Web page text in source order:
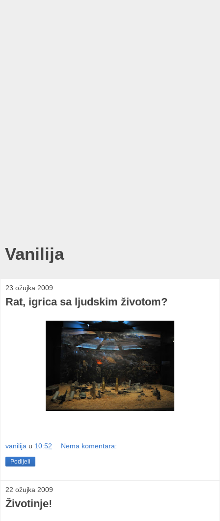
Vanilija
23 ožujka 2009
Rat, igrica sa ljudskim životom?
vanilija u 10:52 Nema komentara:
Podijeli
22 ožujka 2009
Životinje!